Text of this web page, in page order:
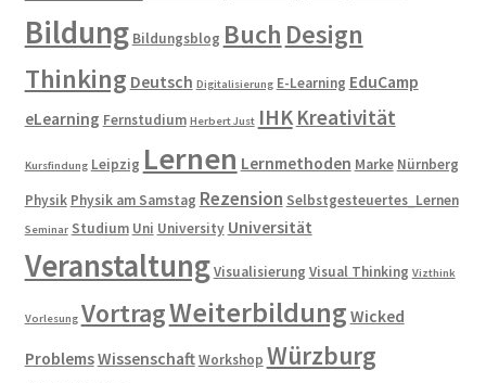
Bildung Bildungsblog Buch Design
Thinking Deutsch Digitalisierung E-Learning EduCamp
eLearning Fernstudium Herbert Just IHK Kreativität
Kursfindung Leipzig Lernen Lernmethoden Marke Nürnberg
Physik Physik am Samstag Rezension Selbstgesteuertes_Lernen
Seminar Studium Uni University Universität
VeranstaltungVisualisierung Visual Thinking Vizthink
Vorlesung VortragWeiterbildung Wicked
ProblemsWissenschaftWorkshop Würzburg